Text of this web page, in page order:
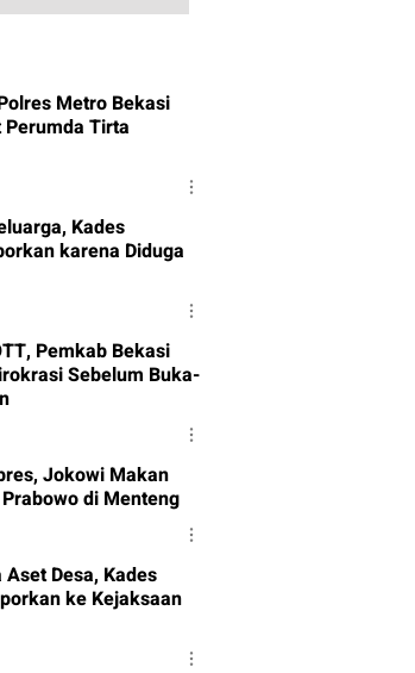
Metro Bekasi
Tirta
Kades
karena Diduga
Pemkab Bekasi
Sebelum Buka-
Jokowi Makan
di Menteng
Desa, Kades
ke Kejaksaan